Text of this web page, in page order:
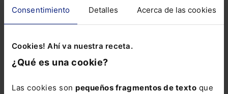
Consentimiento Detalles Acerca de las cookies
Cookies! Ahí va nuestra receta.
¿Qué es una cookie?
Las cookies son pequeños fragmentos de texto que
FOTOPERIODISMO GOBERNANZA COMPARTIDA
INE INTERNO LOGFPV
MALVERSACIÓN DE CAUDALES PÚBLICOS
PCI-DSS PRESCRIPCIÓN PENAL